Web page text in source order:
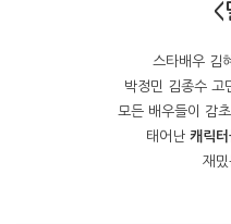
<
스타배우 김
박정민 김종수 고
모든 배우들이 감
태어난 캐릭
재